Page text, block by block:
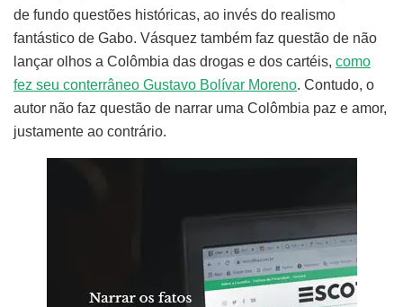
de fundo questões históricas, ao invés do realismo
fantástico de Gabo. Vásquez também faz questão de não
lançar olhos a Colômbia das drogas e dos cartéis, como
fez seu conterrâneo Gustavo Bolívar Moreno. Contudo, o
autor não faz questão de narrar uma Colômbia paz e amor,
justamente ao contrário.